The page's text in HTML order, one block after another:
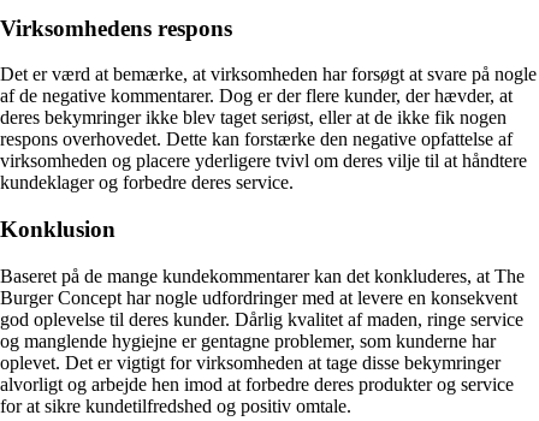
Virksomhedens respons
Det er værd at bemærke, at virksomheden har forsøgt at svare på nogle
af de negative kommentarer. Dog er der flere kunder, der hævder, at
deres bekymringer ikke blev taget seriøst, eller at de ikke fik nogen
respons overhovedet. Dette kan forstærke den negative opfattelse af
virksomheden og placere yderligere tvivl om deres vilje til at håndtere
kundeklager og forbedre deres service.
Konklusion
Baseret på de mange kundekommentarer kan det konkluderes, at The
Burger Concept har nogle udfordringer med at levere en konsekvent
god oplevelse til deres kunder. Dårlig kvalitet af maden, ringe service
og manglende hygiejne er gentagne problemer, som kunderne har
oplevet. Det er vigtigt for virksomheden at tage disse bekymringer
alvorligt og arbejde hen imod at forbedre deres produkter og service
for at sikre kundetilfredshed og positiv omtale.